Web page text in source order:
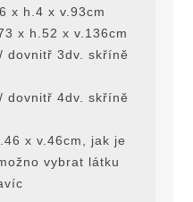
x h.4 x v.93cm
x h.52 x v.136cm
dovnitř 3dv. skřínĕ
dovnitř 4dv. skřínĕ
x v.46cm, jak je
vybrat látku